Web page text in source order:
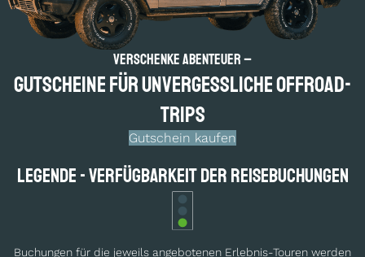
Verschenke Abenteuer –
Gutscheine für un­vergess­liche Offroad-
Trips
Gutschein kaufen
Legende - Verfügbarkeit der Reisebuchungen
Buchungen für die jeweils angebotenen Erlebnis-Touren werden